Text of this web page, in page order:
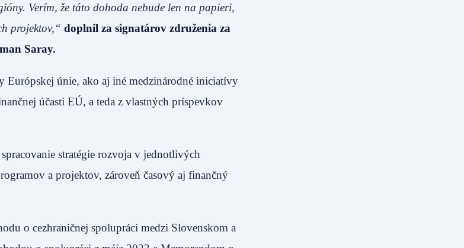
Verím, že táto dohoda nebude len na papieri,
projektov,“ doplnil za signatárov združenia za
Saray.
únie, ako aj iné medzinárodné iniciatívy
účasti EÚ, a teda z vlastných príspevkov
stratégie rozvoja v jednotlivých
a projektov, zároveň časový aj finančný
o cezhraničnej spolupráci medzi Slovenskom a